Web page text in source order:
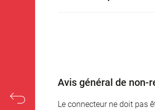
Avis général de non-
Le connecteur ne doit pas